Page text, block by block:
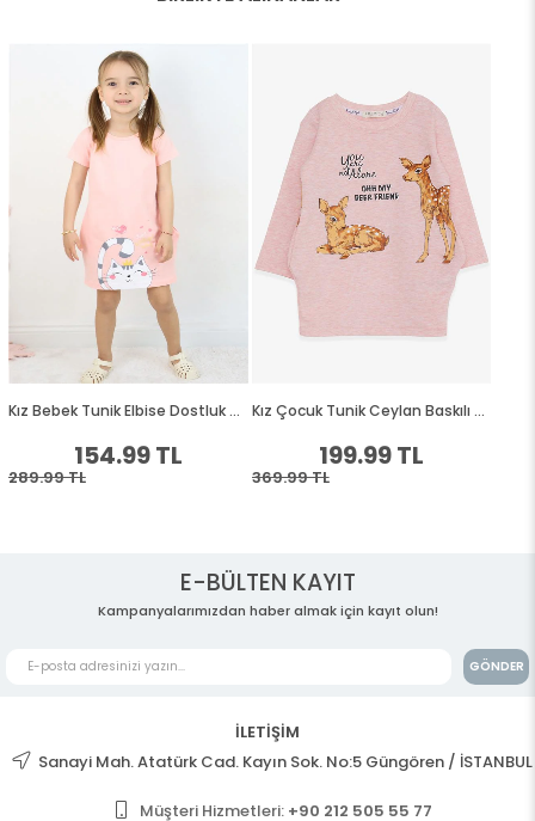
E-BÜLTEN KAYIT
Kampanyalarımızdan haber almak için kayıt olun!
GÖNDER
İLETİŞİM
Sanayi Mah. Atatürk Cad. Kayın Sok. No:5 Güngören / İSTANBUL
Müşteri Hizmetleri: +90 212 505 55 77